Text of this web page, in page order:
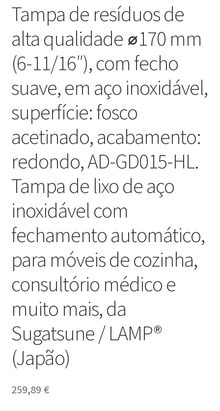
Tampa de resíduos de
alta qualidade ⌀170 mm
(6-11/16″), com fecho
suave, em aço inoxidável,
superfície: fosco
acetinado, acabamento:
redondo, AD-GD015-HL.
Tampa de lixo de aço
inoxidável com
fechamento automático,
para móveis de cozinha,
consultório médico e
muito mais, da
Sugatsune / LAMP®
(Japão)
259,89 €